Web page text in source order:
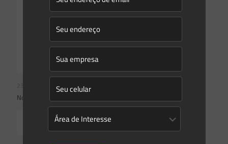
23/07/2026
Novidades | Âmbito Estadual: Rio Grande do Sul
Read more